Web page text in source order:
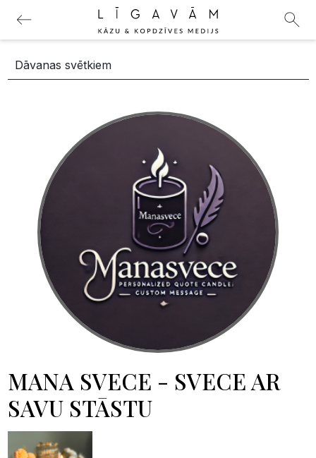
MANA SVECE - SVECE AR
SAVU STĀSTU